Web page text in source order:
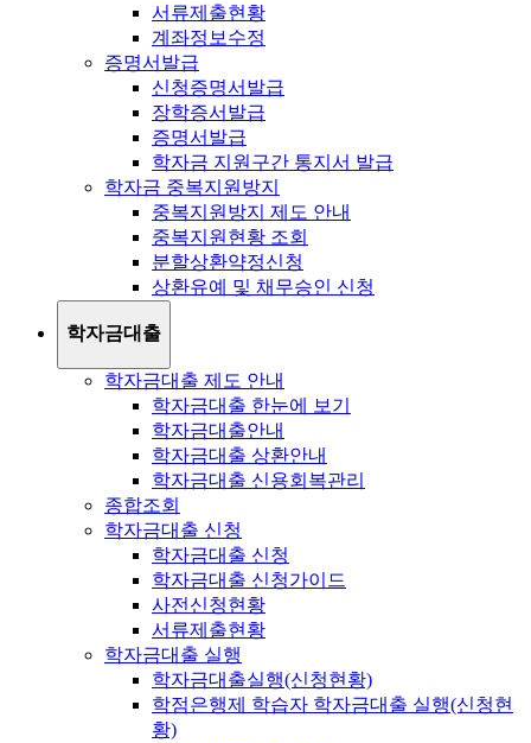
서류제출현황
계좌정보수정
증명서발급
신청증명서발급
장학증서발급
증명서발급
학자금 지원구간 통지서 발급
학자금 중복지원방지
중복지원방지 제도 안내
중복지원현황 조회
분할상환약정신청
상환유예 및 채무승인 신청
학자금대출
학자금대출 제도 안내
학자금대출 한눈에 보기
학자금대출안내
학자금대출 상환안내
학자금대출 신용회복관리
종합조회
학자금대출 신청
학자금대출 신청
학자금대출 신청가이드
사전신청현황
서류제출현황
학자금대출 실행
학자금대출실행(신청현황)
학점은행제 학습자 학자금대출 실행(신청현
황)